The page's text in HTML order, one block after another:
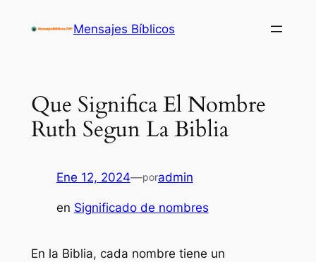
Mensajes Bíblicos
Que Significa El Nombre
Ruth Segun La Biblia
Ene 12, 2024—poradmin
en Significado de nombres
En la Biblia, cada nombre tiene un